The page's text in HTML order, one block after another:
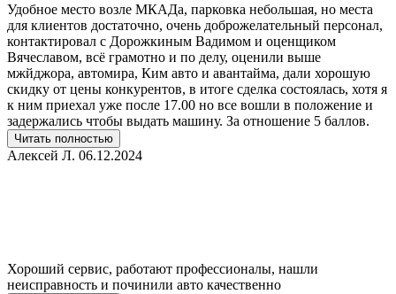
Удобное место возле МКАДа, парковка небольшая, но места
для клиентов достаточно, очень доброжелательный персонал,
контактировал с Дорожкиным Вадимом и оценщиком
Вячеславом, всё грамотно и по делу, оценили выше
мжйджора, автомира, Ким авто и авантайма, дали хорошую
скидку от цены конкурентов, в итоге сделка состоялась, хотя я
к ним приехал уже после 17.00 но все вошли в положение и
задержались чтобы выдать машину. За отношение 5 баллов.
Читать полностью
Алексей Л. 06.12.2024
Хороший сервис, работают профессионалы, нашли
неисправность и починили авто качественно